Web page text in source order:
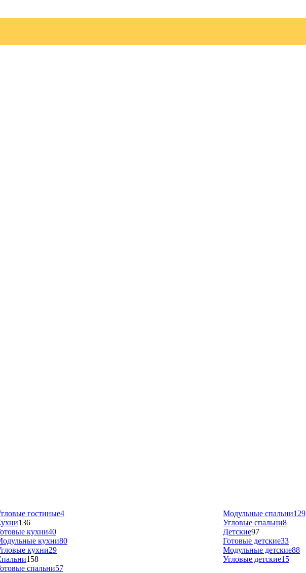
гостиные4
136
кухни40
кухни80
кухни29
158
спальни57
Модульные спальни129
Угловые спальни8
Детские97
Готовые детские33
Модульные детские88
Угловые детские15